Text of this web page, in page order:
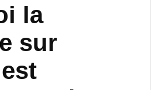
la
sur